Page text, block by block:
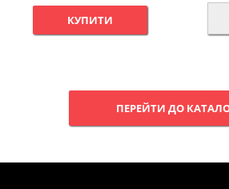
КУПИТИ
ПЕРЕЙТИ ДО